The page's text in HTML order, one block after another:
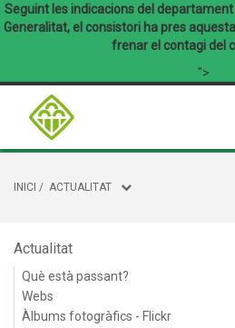
Seguint les indicacions del departament
Generalitat, el consistori ha pres
frenar el contagi del
">
INICI / ACTUALITAT
Actualitat
Què està passant?
Webs
Àlbums fotogràfics - Flickr